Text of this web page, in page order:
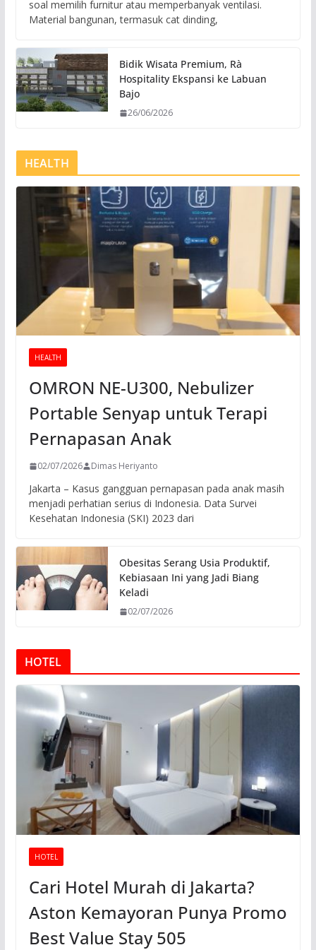
soal memilih furnitur atau memperbanyak ventilasi.
Material bangunan, termasuk cat dinding,
Bidik Wisata Premium, Rà
Hospitality Ekspansi ke Labuan
Bajo
26/06/2026
HEALTH
HEALTH
OMRON NE-U300, Nebulizer
Portable Senyap untuk Terapi
Pernapasan Anak
02/07/2026 Dimas Heriyanto
Jakarta – Kasus gangguan pernapasan pada anak masih
menjadi perhatian serius di Indonesia. Data Survei
Kesehatan Indonesia (SKI) 2023 dari
Obesitas Serang Usia Produktif,
Kebiasaan Ini yang Jadi Biang
Keladi
02/07/2026
HOTEL
HOTEL
Cari Hotel Murah di Jakarta?
Aston Kemayoran Punya Promo
Best Value Stay 505